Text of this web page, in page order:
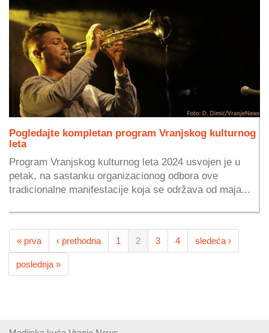
Pogledajte kompletan program Vranjskog kulturnog
leta
Program Vranjskog kulturnog leta 2024 usvojen je u
petak, na sastanku organizacionog odbora ove
tradicionalne manifestacije koja se održava od maja...
« prva ‹ prethodna 1 2 3 4 sledeća ›
poslednja »